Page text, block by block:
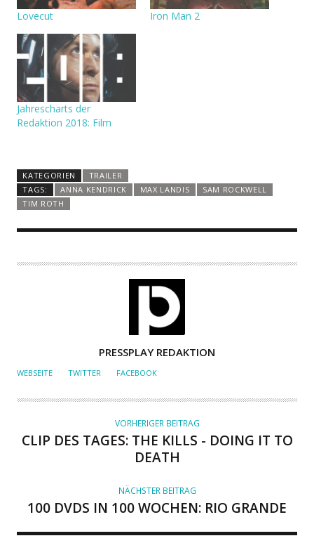
Lovecut Iron Man 2
Jahrescharts der
Redaktion 2018: Film
KATEGORIEN
TRAILER
TAGS:
ANNA KENDRICK MAX LANDIS
SAM ROCKWELL
TIM ROTH
U
O
PRESSPLAY REDAKTION
WEBSEITE TWITTER FACEBOOK
VORHERIGER BEITRAG
CLIP DES TAGES: THE KILLS - DOING IT TO
DEATH
NÄCHSTER BEITRAG
100 DVDS IN 100 WOCHEN: RIO GRANDE